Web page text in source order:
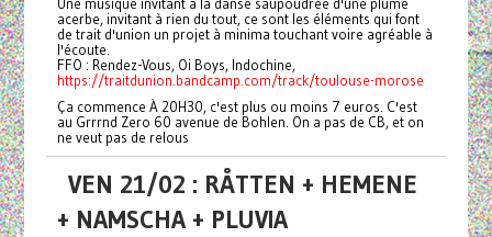
Une musique invitant à la danse saupoudrée d'une plume
acerbe, invitant à rien du tout, ce sont les éléments qui font
de trait d'union un projet à minima touchant voire agréable à
l'écoute.
FFO : Rendez-Vous, Oi Boys, Indochine,
https://traitdunion.bandcamp.com/track/toulouse-morose
Ça commence À 20H30, c'est plus ou moins 7 euros. C'est
au Grrrnd Zero 60 avenue de Bohlen. On a pas de CB, et on
ne veut pas de relous
VEN 21/02 : RÅTTEN + HEMENE
+ NAMSCHA + PLUVIA